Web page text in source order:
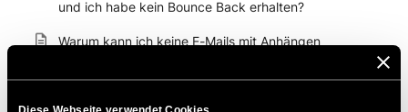
und ich habe kein Bounce Back erhalten?
Warum kann ich keine E-Mails mit Anhängen